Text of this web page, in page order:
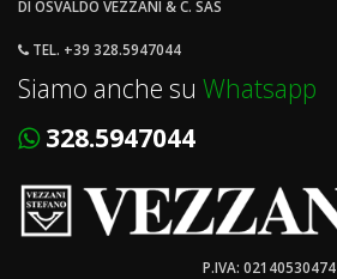
DI OSVALDO VEZZANI & C. SAS
TEL. +39 328.5947044
Siamo anche su Whatsapp
328.5947044
P.IVA: 02140530474